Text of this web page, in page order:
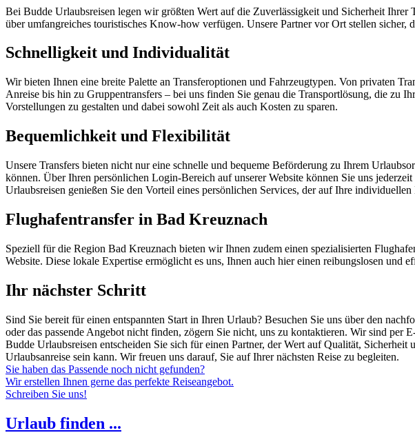
Bei Budde Urlaubsreisen legen wir größten Wert auf die Zuverlässigkeit und Sicherheit
über umfangreiches touristisches Know-how verfügen. Unsere Partner vor Ort stellen sicher,
Schnelligkeit und Individualität
Wir bieten Ihnen eine breite Palette an Transferoptionen und Fahrzeugtypen. Von privaten
Anreise bis hin zu Gruppentransfers – bei uns finden Sie genau die Transportlösung, die zu
Vorstellungen zu gestalten und dabei sowohl Zeit als auch Kosten zu sparen.
Bequemlichkeit und Flexibilität
Unsere Transfers bieten nicht nur eine schnelle und bequeme Beförderung zu Ihrem
können. Über Ihren persönlichen Login-Bereich auf unserer Website können Sie uns
Urlaubsreisen genießen Sie den Vorteil eines persönlichen Services, der auf Ihre
Flughafentransfer in Bad Kreuznach
Speziell für die Region Bad Kreuznach bieten wir Ihnen zudem einen spezialisierten
Website. Diese lokale Expertise ermöglicht es uns, Ihnen auch hier einen reibungslosen und
Ihr nächster Schritt
Sind Sie bereit für einen entspannten Start in Ihren Urlaub? Besuchen Sie uns über den
oder das passende Angebot nicht finden, zögern Sie nicht, uns zu kontaktieren. Wir sind
Budde Urlaubsreisen entscheiden Sie sich für einen Partner, der Wert auf Qualität,
Urlaubsanreise sein kann. Wir freuen uns darauf, Sie auf Ihrer nächsten Reise zu begleiten.
Sie haben das Passende noch nicht gefunden?
Wir erstellen Ihnen gerne das perfekte Reiseangebot.
Schreiben Sie uns!
Urlaub finden ...